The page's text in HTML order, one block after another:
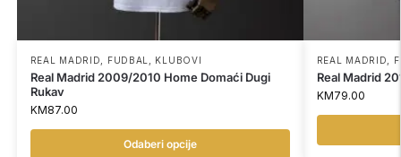
REAL MADRID FUDBAL KLUBOVI
Real Madrid 2009/2010 Home Domaći Dugi
Rukav
KM87.00
Odaberi opcije
REAL MADRID
Real Madrid
KM79.00